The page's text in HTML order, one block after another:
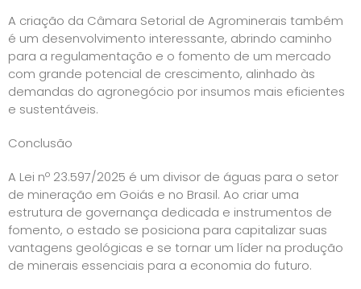
A criação da Câmara Setorial de Agrominerais também
é um desenvolvimento interessante, abrindo caminho
para a regulamentação e o fomento de um mercado
com grande potencial de crescimento, alinhado às
demandas do agronegócio por insumos mais eficientes
e sustentáveis.
Conclusão
A Lei nº 23.597/2025 é um divisor de águas para o setor
de mineração em Goiás e no Brasil. Ao criar uma
estrutura de governança dedicada e instrumentos de
fomento, o estado se posiciona para capitalizar suas
vantagens geológicas e se tornar um líder na produção
de minerais essenciais para a economia do futuro.